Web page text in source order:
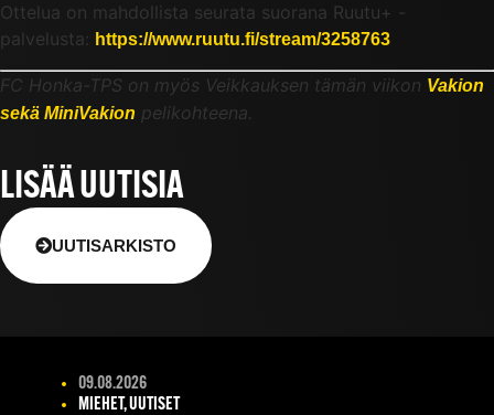
Ottelua on mahdollista seurata suorana Ruutu+ -
palvelusta: https://www.ruutu.fi/stream/3258763
FC Honka-TPS on myös Veikkauksen tämän viikon Vakion
sekä MiniVakion pelikohteena.
LISÄÄ UUTISIA
UUTISARKISTO
09.08.2026
MIEHET, UUTISET